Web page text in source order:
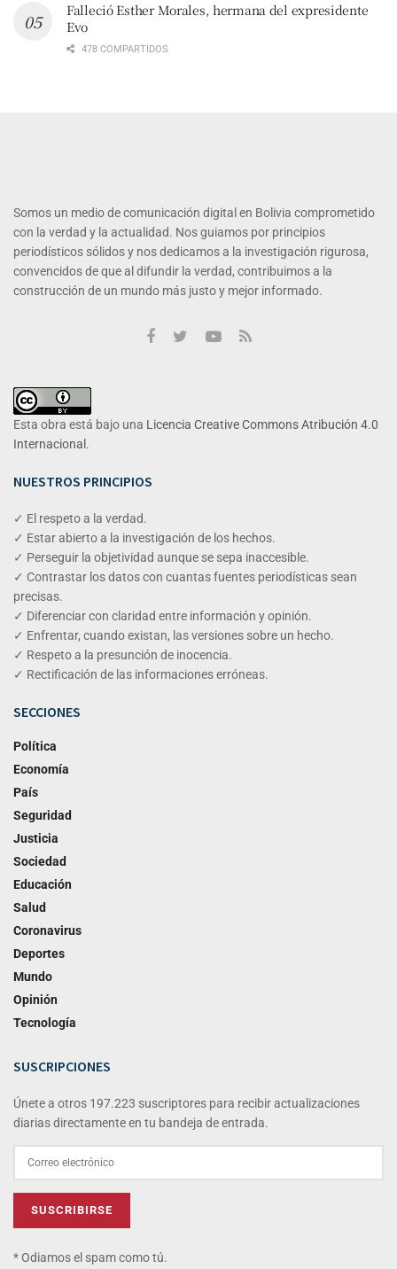
Falleció Esther Morales, hermana del expresidente
Evo
478 COMPARTIDOS
Somos un medio de comunicación digital en Bolivia comprometido
con la verdad y la actualidad. Nos guiamos por principios
periodísticos sólidos y nos dedicamos a la investigación rigurosa,
convencidos de que al difundir la verdad, contribuimos a la
construcción de un mundo más justo y mejor informado.
Esta obra está bajo una Licencia Creative Commons Atribución 4.0
Internacional .
NUESTROS PRINCIPIOS
✓ El respeto a la verdad.
✓ Estar abierto a la investigación de los hechos.
✓ Perseguir la objetividad aunque se sepa inaccesible.
✓ Contrastar los datos con cuantas fuentes periodísticas sean
precisas.
✓ Diferenciar con claridad entre información y opinión.
✓ Enfrentar, cuando existan, las versiones sobre un hecho.
✓ Respeto a la presunción de inocencia.
✓ Rectificación de las informaciones erróneas.
SECCIONES
Política
Economía
País
Seguridad
Justicia
Sociedad
Educación
Salud
Coronavirus
Deportes
Mundo
Opinión
Tecnología
SUSCRIPCIONES
Únete a otros 197.223 suscriptores para recibir actualizaciones
diarias directamente en tu bandeja de entrada.
* Odiamos el spam como tú.